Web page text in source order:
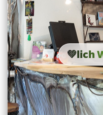
💚lich